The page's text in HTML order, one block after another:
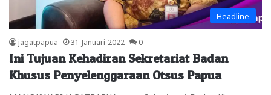
Headline
jagatpapua 31 Januari 2022 0
Ini Tujuan Kehadiran Sekretariat Badan
Khusus Penyelenggaraan Otsus Papua